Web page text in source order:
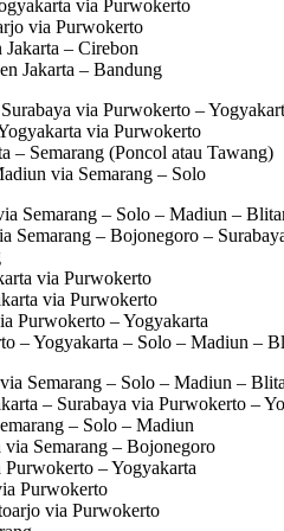
via Purwokerto
via Purwokerto
– Cirebon
Jakarta – Bandung
via Purwokerto –
via Purwokerto
– Semarang (Poncol atau Tawang)
via Semarang – Solo
Semarang – Solo – Madiun –
Semarang – Bojonegoro –
via Purwokerto
via Purwokerto
Purwokerto – Yogyakarta
– Yogyakarta – Solo – Madiun –
Semarang – Solo – Madiun –
– Surabaya via Purwokerto –
– Solo – Madiun
Semarang – Bojonegoro
– Yogyakarta
Purwokerto
via Purwokerto